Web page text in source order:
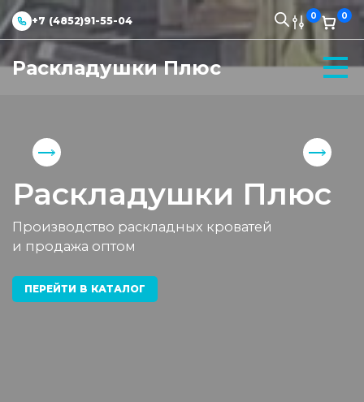
+7 (4852)91-55-04 0 0
Раскладушки Плюс
Раскладушки Плюс
Производство раскладных кроватей
и продажа оптом
ПЕРЕЙТИ В КАТАЛОГ